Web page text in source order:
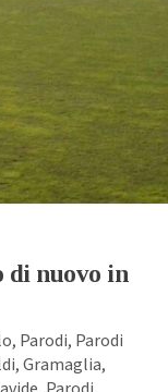
di nuovo in
Parodi, Parodi
Gramaglia,